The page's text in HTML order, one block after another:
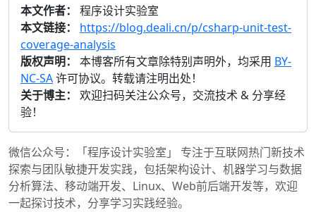
本文作者：
程序设计实验室
本文链接：
https://blog.deali.cn/p/csharp-unit-test-
coverage-analysis
版权声明：
本博客所有文章除特别声明外，均采用 BY-
NC-SA许可协议。转载请注明出处！
关于博主：
欢迎扫码关注公众号，交流技术 & 分享经
验！
微信公众号：「程序设计实验室」 专注于互联网热门新技术
探索与团队敏捷开发实践，包括架构设计、机器学习与数据
分析算法、移动端开发、Linux、Web前后端开发等，欢迎
一起探讨技术，分享学习实践经验。